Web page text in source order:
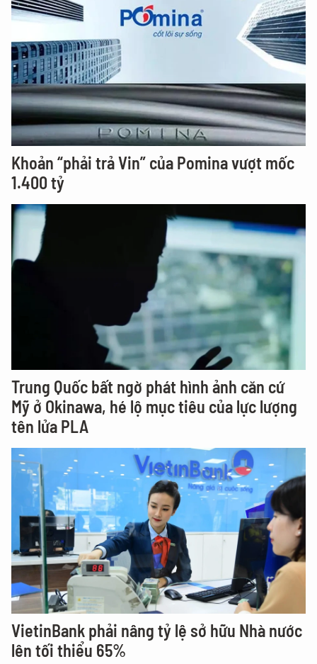
Khoản “phải trả Vin” của Pomina vượt mốc
1.400 tỷ
Trung Quốc bất ngờ phát hình ảnh căn cứ
Mỹ ở Okinawa, hé lộ mục tiêu của lực lượng
tên lửa PLA
VietinBank phải nâng tỷ lệ sở hữu Nhà nước
lên tối thiểu 65%